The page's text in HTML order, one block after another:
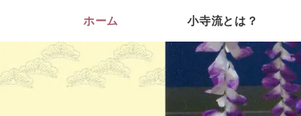
ホーム 小寺流とは？